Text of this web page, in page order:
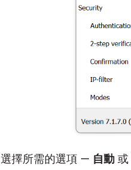
選擇所需的選項 — 自動 或